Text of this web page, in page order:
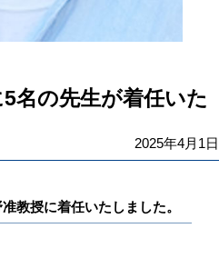
名の先生が着任いた
2025年4月1日
教授に着任いたしました。